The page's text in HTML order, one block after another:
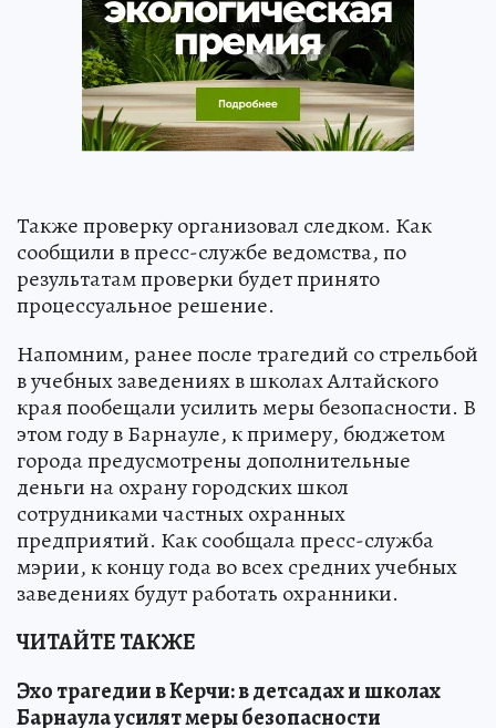
Также проверку организовал следком. Как
сообщили в пресс-службе ведомства, по
результатам проверки будет принято
процессуальное решение.
Напомним, ранее после трагедий со стрельбой
в учебных заведениях в школах Алтайского
края пообещали усилить меры безопасности. В
этом году в Барнауле, к примеру, бюджетом
города предусмотрены дополнительные
деньги на охрану городских школ
сотрудниками частных охранных
предприятий. Как сообщала пресс-служба
мэрии, к концу года во всех средних учебных
заведениях будут работать охранники.
ЧИТАЙТЕ ТАКЖЕ
Эхо трагедии в Керчи: в детсадах и школах
Барнаула усилят меры безопасности